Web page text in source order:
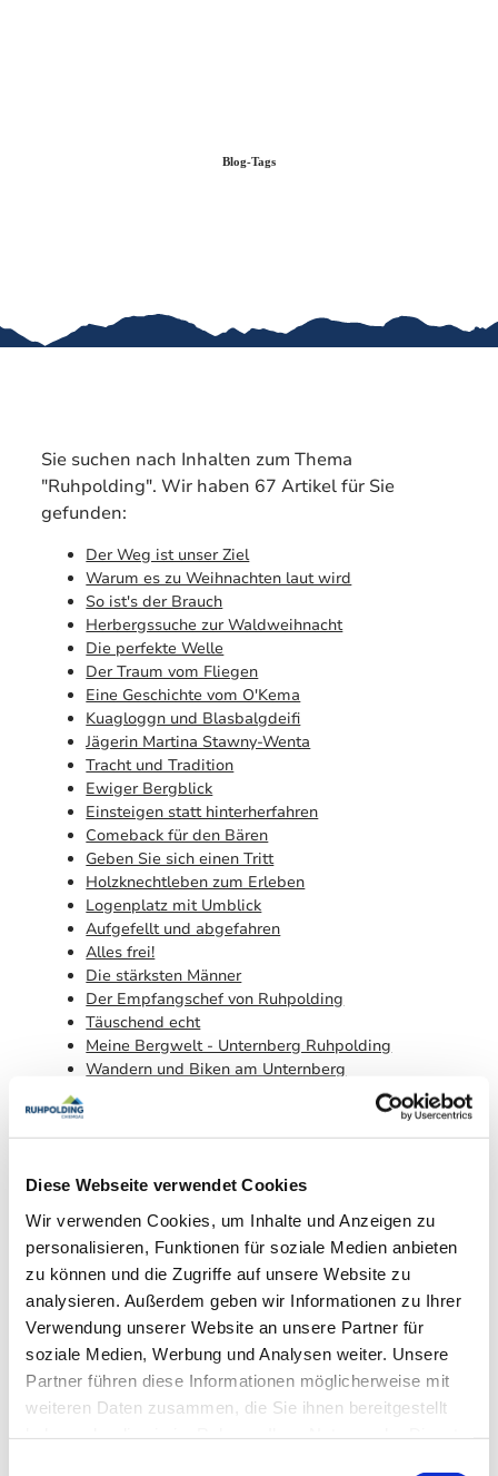
Diese Webseite verwendet Cookies
Wir verwenden Cookies, um Inhalte und Anzeigen zu
personalisieren, Funktionen für soziale Medien anbieten
zu können und die Zugriffe auf unsere Website zu
analysieren. Außerdem geben wir Informationen zu Ihrer
Verwendung unserer Website an unsere Partner für
soziale Medien, Werbung und Analysen weiter. Unsere
Partner führen diese Informationen möglicherweise mit
weiteren Daten zusammen, die Sie ihnen bereitgestellt
Blog-Tags
Sie suchen nach Inhalten zum Thema
"Ruhpolding". Wir haben 67 Artikel für Sie
gefunden:
Der Weg ist unser Ziel
Warum es zu Weihnachten laut wird
So ist's der Brauch
Herbergssuche zur Waldweihnacht
Die perfekte Welle
Der Traum vom Fliegen
Eine Geschichte vom O'Kema
Kuagloggn und Blasbalgdeifi
Jägerin Martina Stawny-Wenta
Tracht und Tradition
Ewiger Bergblick
Einsteigen statt hinterherfahren
Comeback für den Bären
Geben Sie sich einen Tritt
Holzknechtleben zum Erleben
Logenplatz mit Umblick
Aufgefellt und abgefahren
Alles frei!
Die stärksten Männer
Der Empfangschef von Ruhpolding
Täuschend echt
Meine Bergwelt - Unternberg Ruhpolding
Wandern und Biken am Unternberg
Ruhpolding - Heimat für Erinnerungen (Matthias,
Sommer)
Sommer)
Aus der Mitte entspringt ein Fisch
Ruhpolding - Da g'spiast di wieder (Matthias)
Ruhpolding - Da g'spiast di wieder
Sagenhaftes Ruhpolding
Ruhpolding - Heimat für Erinnerungen (Matthias,
Winter)
Ruhpolding - Heimat für Erinnerungen (Christine,
Gut schlafen in Ruhpolding - Musterseite
Wanderführer Stefan Birmoser